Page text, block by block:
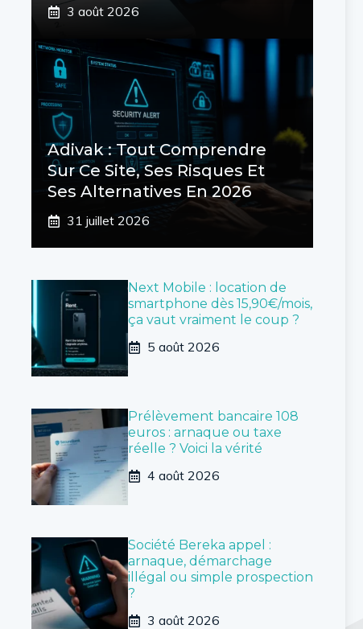
3 août 2026
Adivak : Tout Comprendre
Sur Ce Site, Ses Risques Et
Ses Alternatives En 2026
31 juillet 2026
Next Mobile : location de
smartphone dès 15,90€/mois,
ça vaut vraiment le coup ?
5 août 2026
Prélèvement bancaire 108
euros : arnaque ou taxe
réelle ? Voici la vérité
4 août 2026
Société Bereka appel :
arnaque, démarchage
illégal ou simple prospection
?
3 août 2026